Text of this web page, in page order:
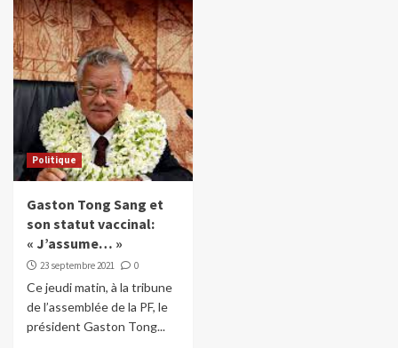
Politique
Gaston Tong Sang et
son statut vaccinal:
« J’assume… »
23 septembre 2021 0
Ce jeudi matin, à la tribune
de l’assemblée de la PF, le
président Gaston Tong...